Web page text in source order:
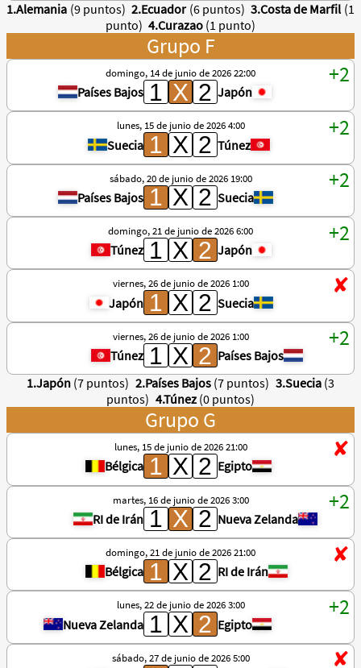
1.Alemania (9 puntos) 2.Ecuador (6 puntos) 3.Costa de Marfil (1
punto) 4.Curazao (1 punto)
Grupo F
domingo, 14 de junio de 2026 22:00
Países Bajos Japón
lunes, 15 de junio de 2026 4:00
Suecia Túnez
sábado, 20 de junio de 2026 19:00
Países Bajos Suecia
domingo, 21 de junio de 2026 6:00
Túnez Japón
viernes, 26 de junio de 2026 1:00
Japón Suecia
viernes, 26 de junio de 2026 1:00
Túnez
Países Bajos
1.Japón (7 puntos) 2.Países Bajos (7 puntos) 3.Suecia (3
puntos) 4.Túnez (0 puntos)
Grupo G
lunes, 15 de junio de 2026 21:00
Bélgica Egipto
martes, 16 de junio de 2026 3:00
RI de Irán Nueva Zelanda
domingo, 21 de junio de 2026 21:00
Bélgica RI de Irán
lunes, 22 de junio de 2026 3:00
Nueva Zelanda Egipto
sábado, 27 de junio de 2026 5:00